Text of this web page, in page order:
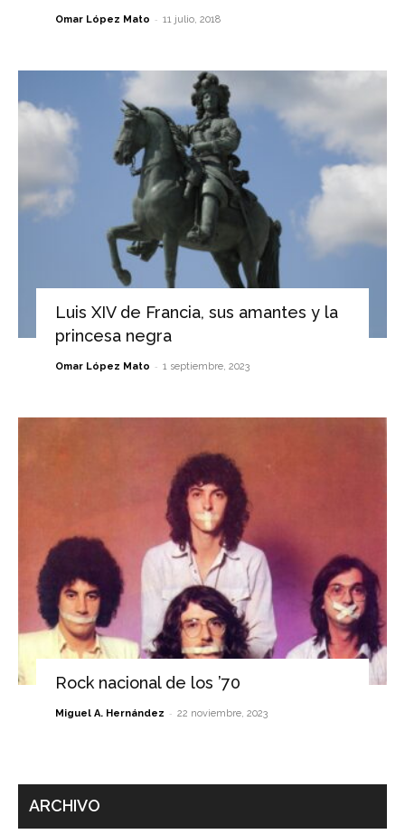
Omar López Mato - 11 julio, 2018
Luis XIV de Francia, sus amantes y la
princesa negra
Omar López Mato - 1 septiembre, 2023
Rock nacional de los ’70
Miguel A. Hernández - 22 noviembre, 2023
ARCHIVO